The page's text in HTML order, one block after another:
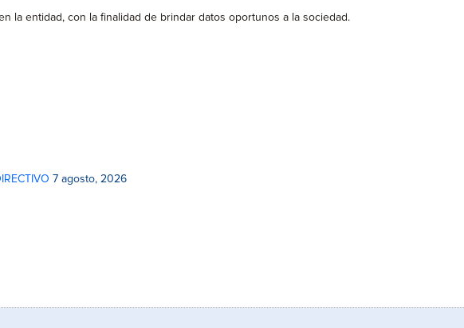
la entidad, con la finalidad de brindar datos oportunos a la sociedad.
7 agosto, 2026